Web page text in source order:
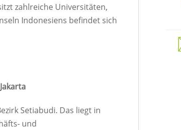
zahlreiche Universitäten,
Indonesiens befindet sich
Setiabudi. Das liegt in
und